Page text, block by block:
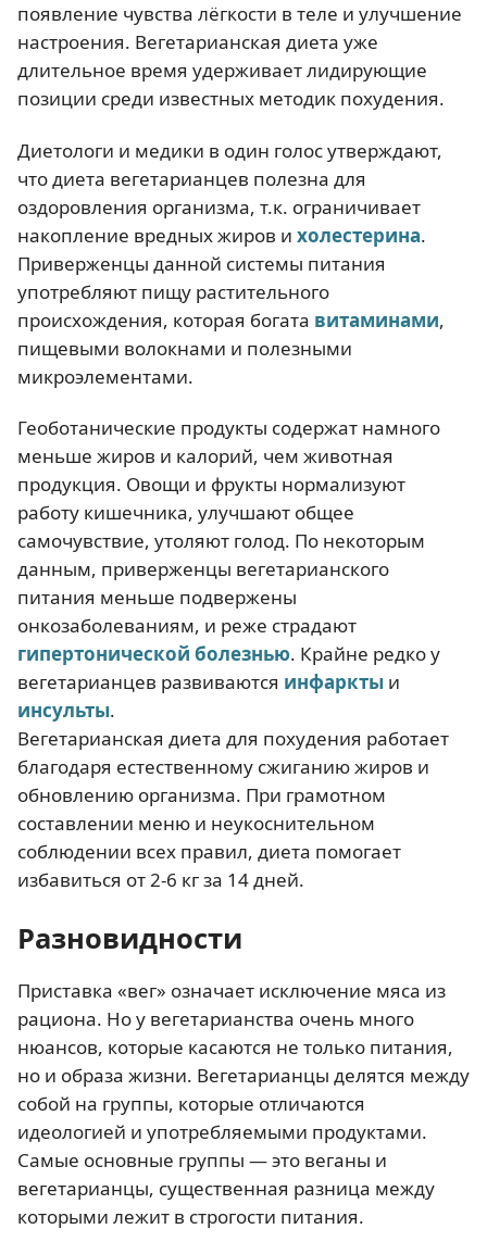
появление чувства лёгкости в теле и улучшение
настроения. Вегетарианская диета уже
длительное время удерживает лидирующие
позиции среди известных методик похудения.
Диетологи и медики в один голос утверждают,
что диета вегетарианцев полезна для
оздоровления организма, т.к. ограничивает
накопление вредных жиров и холестерина.
Приверженцы данной системы питания
употребляют пищу растительного
происхождения, которая богата витаминами,
пищевыми волокнами и полезными
микроэлементами.
Геоботанические продукты содержат намного
меньше жиров и калорий, чем животная
продукция. Овощи и фрукты нормализуют
работу кишечника, улучшают общее
самочувствие, утоляют голод. По некоторым
данным, приверженцы вегетарианского
питания меньше подвержены
онкозаболеваниям, и реже страдают
гипертонической болезнью. Крайне редко у
вегетарианцев развиваются инфаркты и
инсульты.
Вегетарианская диета для похудения работает
благодаря естественному сжиганию жиров и
обновлению организма. При грамотном
составлении меню и неукоснительном
соблюдении всех правил, диета помогает
избавиться от 2-6 кг за 14 дней.
Разновидности
Приставка «вег» означает исключение мяса из
рациона. Но у вегетарианства очень много
нюансов, которые касаются не только питания,
но и образа жизни. Вегетарианцы делятся между
собой на группы, которые отличаются
идеологией и употребляемыми продуктами.
Самые основные группы — это веганы и
вегетарианцы, существенная разница между
которыми лежит в строгости питания.